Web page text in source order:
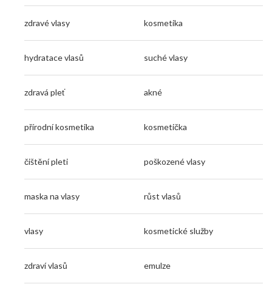
zdravé vlasy kosmetika
hydratace vlasů suché vlasy
zdravá pleť akné
přírodní kosmetika kosmetička
čištění pleti poškozené vlasy
maska na vlasy růst vlasů
vlasy kosmetické služby
zdraví vlasů emulze